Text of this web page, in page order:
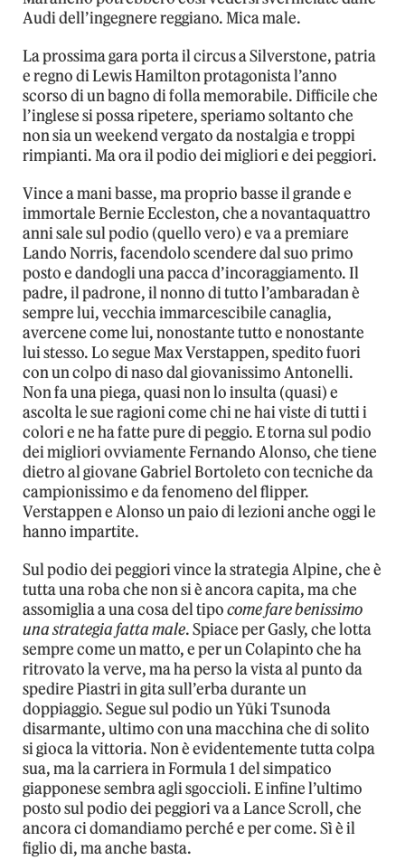
Audi dell’ingegnere reggiano. Mica male.
La prossima gara porta il circus a Silverstone, patria
e regno di Lewis Hamilton protagonista l’anno
scorso di un bagno di folla memorabile. Difficile che
l’inglese si possa ripetere, speriamo soltanto che
non sia un weekend vergato da nostalgia e troppi
rimpianti. Ma ora il podio dei migliori e dei peggiori.
Vince a mani basse, ma proprio basse il grande e
immortale Bernie Eccleston, che a novantaquattro
anni sale sul podio (quello vero) e va a premiare
Lando Norris, facendolo scendere dal suo primo
posto e dandogli una pacca d’incoraggiamento. Il
padre, il padrone, il nonno di tutto l’ambaradan è
sempre lui, vecchia immarcescibile canaglia,
avercene come lui, nonostante tutto e nonostante
lui stesso. Lo segue Max Verstappen, spedito fuori
con un colpo di naso dal giovanissimo Antonelli.
Non fa una piega, quasi non lo insulta (quasi) e
ascolta le sue ragioni come chi ne hai viste di tutti i
colori e ne ha fatte pure di peggio. E torna sul podio
dei migliori ovviamente Fernando Alonso, che tiene
dietro al giovane Gabriel Bortoleto con tecniche da
campionissimo e da fenomeno del flipper.
Verstappen e Alonso un paio di lezioni anche oggi le
hanno impartite.
Sul podio dei peggiori vince la strategia Alpine, che è
tutta una roba che non si è ancora capita, ma che
assomiglia a una cosa del tipocome fare benissimo
una strategia fatta male. Spiace per Gasly, che lotta
sempre come un matto, e per un Colapinto che ha
ritrovato la verve, ma ha perso la vista al punto da
spedire Piastri in gita sull’erba durante un
doppiaggio. Segue sul podio un Yūki Tsunoda
disarmante, ultimo con una macchina che di solito
si gioca la vittoria. Non è evidentemente tutta colpa
sua, ma la carriera in Formula 1 del simpatico
giapponese sembra agli sgoccioli. E infine l’ultimo
posto sul podio dei peggiori va a Lance Scroll, che
ancora ci domandiamo perché e per come. Sì è il
figlio di, ma anche basta.